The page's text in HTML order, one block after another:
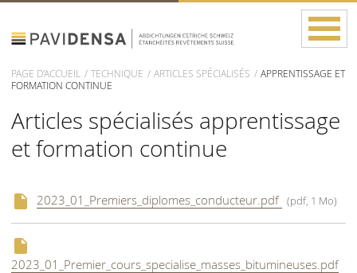
PAGE D'ACCUEIL TECHNIQUE ARTICLES SPÉCIALISÉS
APPRENTISSAGE ET
FORMATION CONTINUE
Articles spécialisés apprentissage
et formation continue
2023_01_Premiers_diplomes_conducteur.pdf (pdf, 1 Mo)
2023_01_Premier_cours_specialise_masses_bitumineuses.pdf